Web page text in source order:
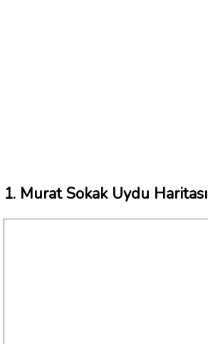
1. Murat Sokak Uydu Haritası